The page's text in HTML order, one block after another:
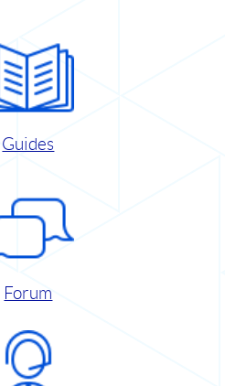
Guides
Forum